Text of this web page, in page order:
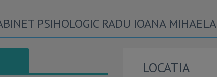
PSIHOLOGIC RADU IOANA MIHAELA
LOCATIA